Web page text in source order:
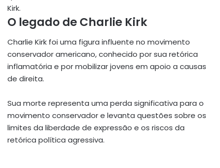
Kirk.
O legado de Charlie Kirk
Charlie Kirk foi uma figura influente no movimento
conservador americano, conhecido por sua retórica
inflamatória e por mobilizar jovens em apoio a causas
de direita.
Sua morte representa uma perda significativa para o
movimento conservador e levanta questões sobre os
limites da liberdade de expressão e os riscos da
retórica política agressiva.